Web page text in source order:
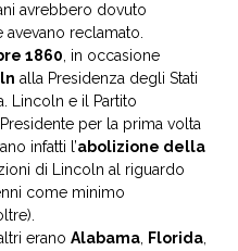
avrebbero dovuto
avevano reclamato.
1860, in occasione
alla Presidenza degli Stati
Lincoln e il Partito
per la prima volta
infatti l’abolizione della
di Lincoln al riguardo
come minimo
erano Alabama, Florida,